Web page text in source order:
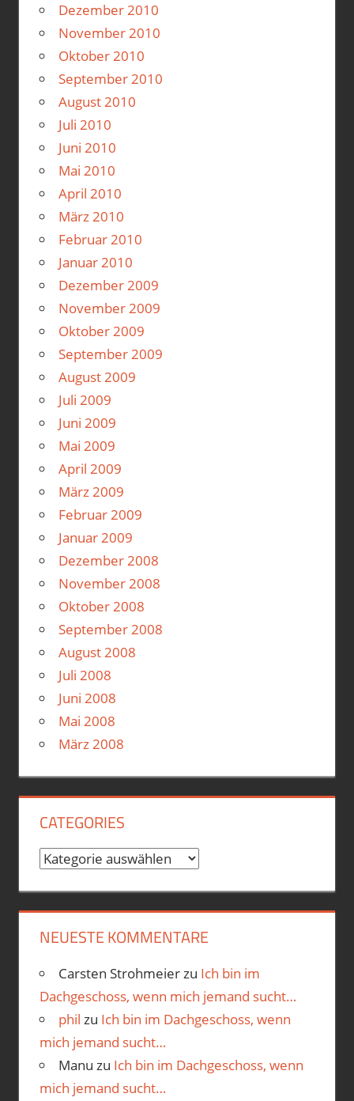
Dezember 2010
November 2010
Oktober 2010
September 2010
August 2010
Juli 2010
Juni 2010
Mai 2010
April 2010
März 2010
Februar 2010
Januar 2010
Dezember 2009
November 2009
Oktober 2009
September 2009
August 2009
Juli 2009
Juni 2009
Mai 2009
April 2009
März 2009
Februar 2009
Januar 2009
Dezember 2008
November 2008
Oktober 2008
September 2008
August 2008
Juli 2008
Juni 2008
Mai 2008
März 2008
CATEGORIES
Categories
NEUESTE KOMMENTARE
Carsten Strohmeierzu Ich bin im
Dachgeschoss, wenn mich jemand sucht…
phil zu Ich bin im Dachgeschoss, wenn
mich jemand sucht…
Manu zu Ich bin im Dachgeschoss, wenn
mich jemand sucht…